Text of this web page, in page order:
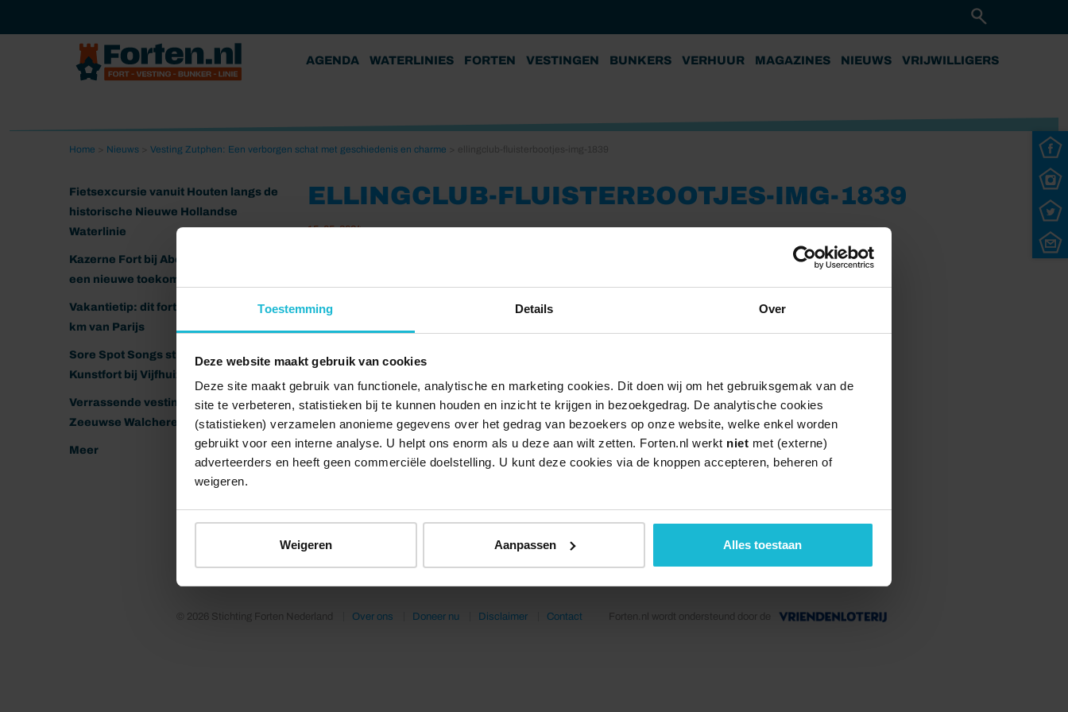
Toestemming Details Over
Deze website maakt gebruik van cookies
Deze site maakt gebruik van functionele, analytische en marketing cookies. Dit doen wij om het gebruiksgemak van de
site te verbeteren, statistieken bij te kunnen houden en inzicht te krijgen in bezoekgedrag. De analytische cookies
(statistieken) verzamelen anonieme gegevens over het gedrag van bezoekers op onze website, welke enkel worden
gebruikt voor een interne analyse. U helpt ons enorm als u deze aan wilt zetten. Forten.nl werkt niet met (externe)
adverteerders en heeft geen commerciële doelstelling. U kunt deze cookies via de knoppen accepteren, beheren of
weigeren.
Weigeren Aanpassen Alles toestaan
AGENDA WATERLINIES FORTEN VESTINGEN BUNKERS VERHUUR MAGAZINES NIEUWS VRIJWILLIGERS
Home Nieuws Vesting Zutphen: Een verborgen schat met geschiedenis en charme
Fietsexcursie vanuit Houten langs de
historische Nieuwe Hollandse
Waterlinie
Kazerne Fort bij Abcoude klaar voor
een nieuwe toekomst
Vakantietip: dit fort ligt nog geen 20
km van Parijs
Sore Spot Songs strijkt neer op het
Kunstfort bij Vijfhuizen
Verrassende vestingen van het
Zeeuwse Walcheren
Meer
ELLINGCLUB-FLUISTERBOOTJES-IMG-1839
15-05-2024
© 2026 Stichting Forten Nederland Over ons Doneer nu Disclaimer Contact Forten.nl wordt ondersteund door de